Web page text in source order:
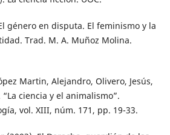
género en disputa. El feminismo y la
Trad. M. A. Muñoz Molina.
Martin, Alejandro, Olivero, Jesús,
ciencia y el animalismo”.
vol. XIII, núm. 171, pp. 19-33.